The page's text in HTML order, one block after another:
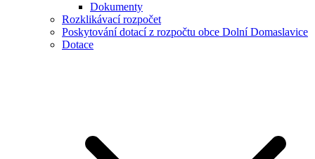
Dokumenty
Rozklikávací rozpočet
Poskytování dotací z rozpočtu obce Dolní Domaslavice
Dotace